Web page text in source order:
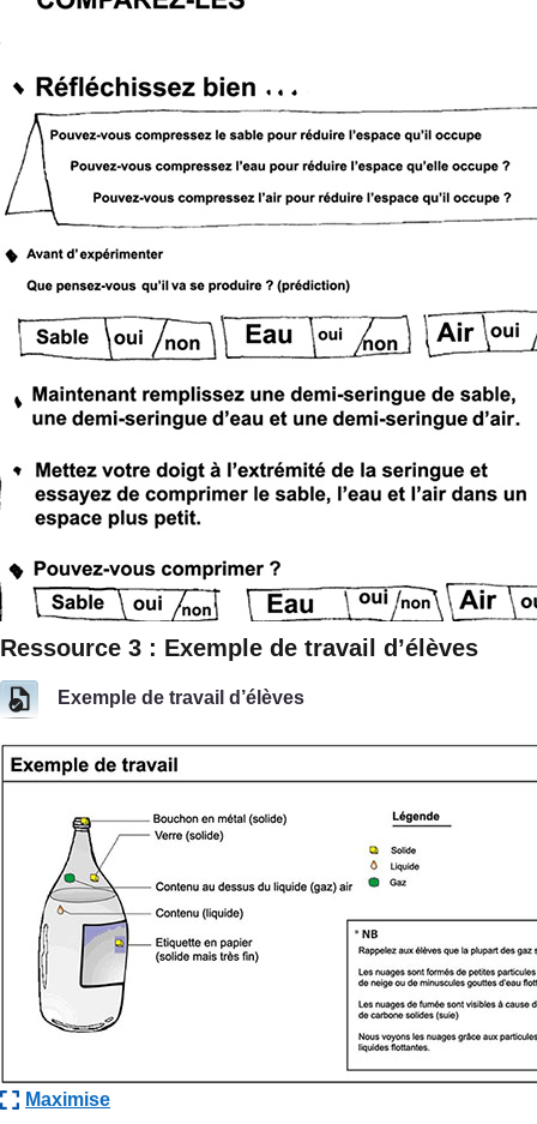
Ressource 3 : Exemple de travail d’élèves
Exemple de travail d’élèves
Maximise